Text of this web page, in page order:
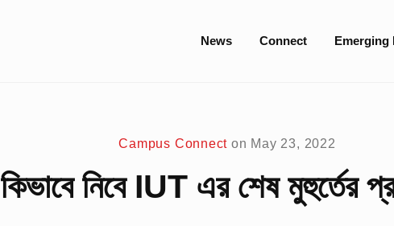
Site
News Connect Emerging
Campus Connect on May 23, 2022
কিভাবে নিবে IUT এর শেষ মুহুর্তের